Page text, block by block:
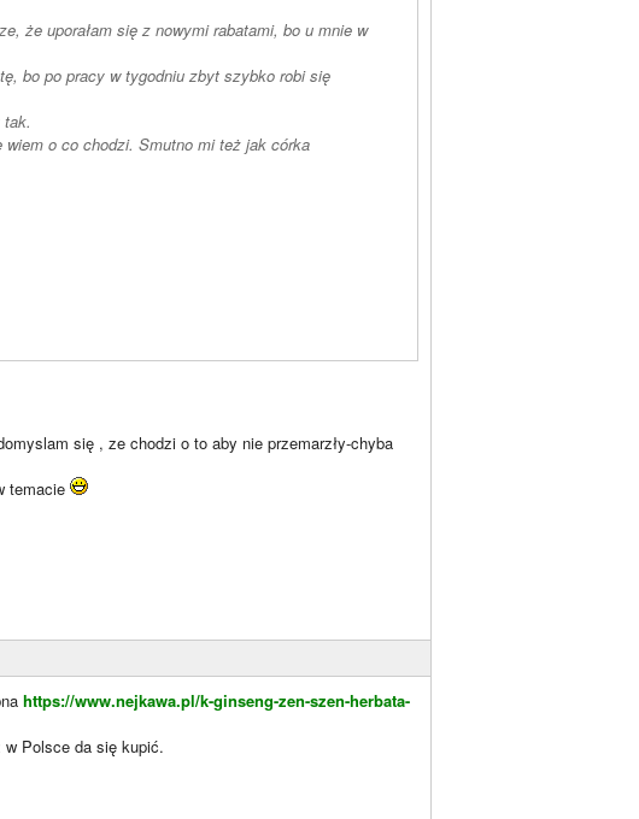
że uporałam się z nowymi rabatami, bo u mnie w
bo po pracy w tygodniu zbyt szybko robi się
o co chodzi. Smutno mi też jak córka
się , ze chodzi o to aby nie przemarzły-chyba
temacie
https://www.nejkawa.pl/k-ginseng-zen-szen-herbata-
Polsce da się kupić.